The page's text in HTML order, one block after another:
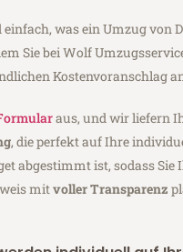
was ein Umzug von
Sie bei Wolf
Kostenvoranschlag
aus, und wir liefern
, die perfekt auf Ihre
abgestimmt ist, sodass Sie
mitvoller Transparenz